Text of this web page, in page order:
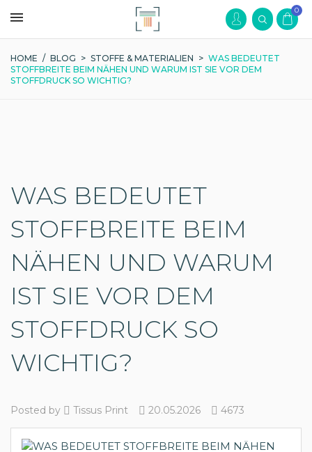
0
HOME / BLOG > STOFFE & MATERIALIEN > WAS BEDEUTET
STOFFBREITE BEIM NÄHEN UND WARUM IST SIE VOR DEM
STOFFDRUCK SO WICHTIG?
WAS BEDEUTET
STOFFBREITE BEIM
NÄHEN UND WARUM
IST SIE VOR DEM
STOFFDRUCK SO
WICHTIG?
Posted by Tissus Print 20.05.2026 4673